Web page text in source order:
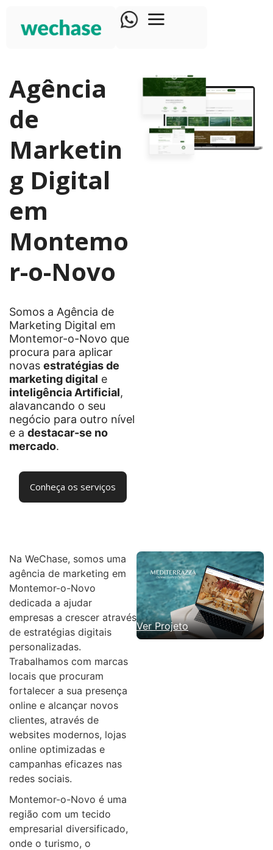
Agência
de
Marketin
g Digital
em
Montemo
r-o-Novo
Somos a Agência de
Marketing Digital em
Montemor-o-Novo que
procura para aplicar
novas estratégias de
marketing digital e
inteligência Artificial,
alavancando o seu
negócio para outro nível
e a destacar-se no
mercado.
Conheça os serviços
Na WeChase, somos uma
agência de marketing em
Montemor-o-Novo
dedicada a ajudar
empresas a crescer através
de estratégias digitais
personalizadas.
Trabalhamos com marcas
locais que procuram
fortalecer a sua presença
online e alcançar novos
clientes, através de
websites modernos, lojas
online optimizadas e
campanhas eficazes nas
redes sociais.
Montemor-o-Novo é uma
região com um tecido
empresarial diversificado,
onde o turismo, o
Ver Projeto